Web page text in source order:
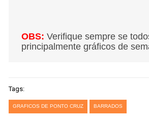
OBS: Verifique sempre se
principalmente gráficos de
Tags:
GRAFICOS DE PONTO CRUZ BARRADOS